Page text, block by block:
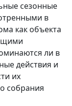
сезонные
в
как объекта
ли в
действия и
их
собрания